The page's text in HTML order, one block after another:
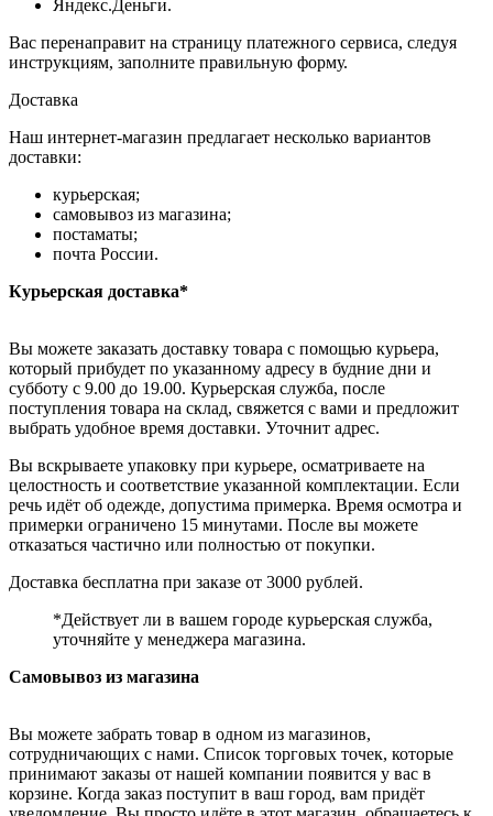
Яндекс.Деньги.
Вас перенаправит на страницу платежного сервиса, следуя
инструкциям, заполните правильную форму.
Доставка
Наш интернет-магазин предлагает несколько вариантов
доставки:
курьерская;
самовывоз из магазина;
постаматы;
почта России.
Курьерская доставка*
Вы можете заказать доставку товара с помощью курьера,
который прибудет по указанному адресу в будние дни и
субботу с 9.00 до 19.00. Курьерская служба, после
поступления товара на склад, свяжется с вами и предложит
выбрать удобное время доставки. Уточнит адрес.
Вы вскрываете упаковку при курьере, осматриваете на
целостность и соответствие указанной комплектации. Если
речь идёт об одежде, допустима примерка. Время осмотра и
примерки ограничено 15 минутами. После вы можете
отказаться частично или полностью от покупки.
Доставка бесплатна при заказе от 3000 рублей.
*Действует ли в вашем городе курьерская служба,
уточняйте у менеджера магазина.
Самовывоз из магазина
Вы можете забрать товар в одном из магазинов,
сотрудничающих с нами. Список торговых точек, которые
принимают заказы от нашей компании появится у вас в
корзине. Когда заказ поступит в ваш город, вам придёт